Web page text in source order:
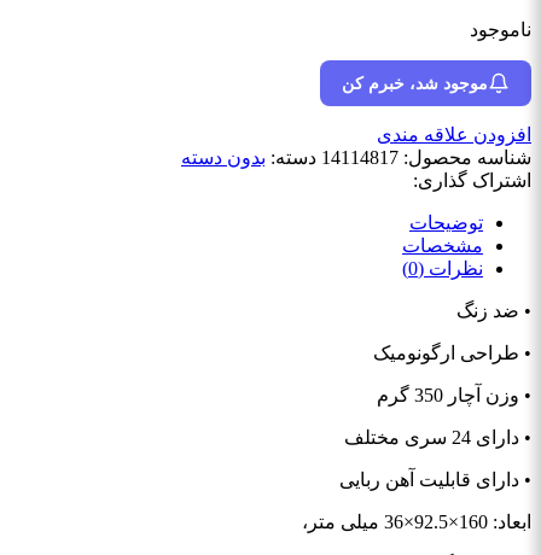
ناموجود
موجود شد، خبرم کن
افزودن علاقه مندی
شناسه محصول: 14114817 دسته: بدون دسته
اشتراک گذاری:
توضیحات
مشخصات
نظرات (0)
• ضد زنگ
• طراحی ارگونومیک
• وزن آچار 350 گرم
• دارای 24 سری مختلف
• دارای قابلیت آهن ربایی
ابعاد: 160×92.5×36 میلی متر،